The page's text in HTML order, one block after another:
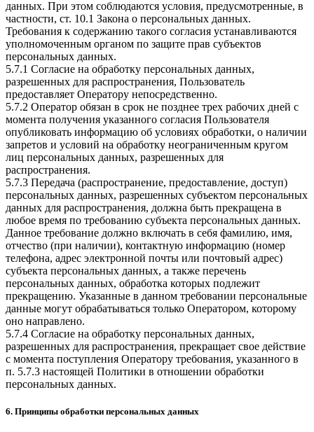
данных. При этом соблюдаются условия, предусмотренные, в
частности, ст. 10.1 Закона о персональных данных.
Требования к содержанию такого согласия устанавливаются
уполномоченным органом по защите прав субъектов
персональных данных.
5.7.1 Согласие на обработку персональных данных,
разрешенных для распространения, Пользователь
предоставляет Оператору непосредственно.
5.7.2 Оператор обязан в срок не позднее трех рабочих дней с
момента получения указанного согласия Пользователя
опубликовать информацию об условиях обработки, о наличии
запретов и условий на обработку неограниченным кругом
лиц персональных данных, разрешенных для
распространения.
5.7.3 Передача (распространение, предоставление, доступ)
персональных данных, разрешенных субъектом персональных
данных для распространения, должна быть прекращена в
любое время по требованию субъекта персональных данных.
Данное требование должно включать в себя фамилию, имя,
отчество (при наличии), контактную информацию (номер
телефона, адрес электронной почты или почтовый адрес)
субъекта персональных данных, а также перечень
персональных данных, обработка которых подлежит
прекращению. Указанные в данном требовании персональные
данные могут обрабатываться только Оператором, которому
оно направлено.
5.7.4 Согласие на обработку персональных данных,
разрешенных для распространения, прекращает свое действие
с момента поступления Оператору требования, указанного в
п. 5.7.3 настоящей Политики в отношении обработки
персональных данных.
6. Принципы обработки персональных данных